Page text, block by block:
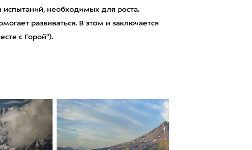
испытаний, необходимых для роста.
развиваться. В этом и заключается
с Горой").